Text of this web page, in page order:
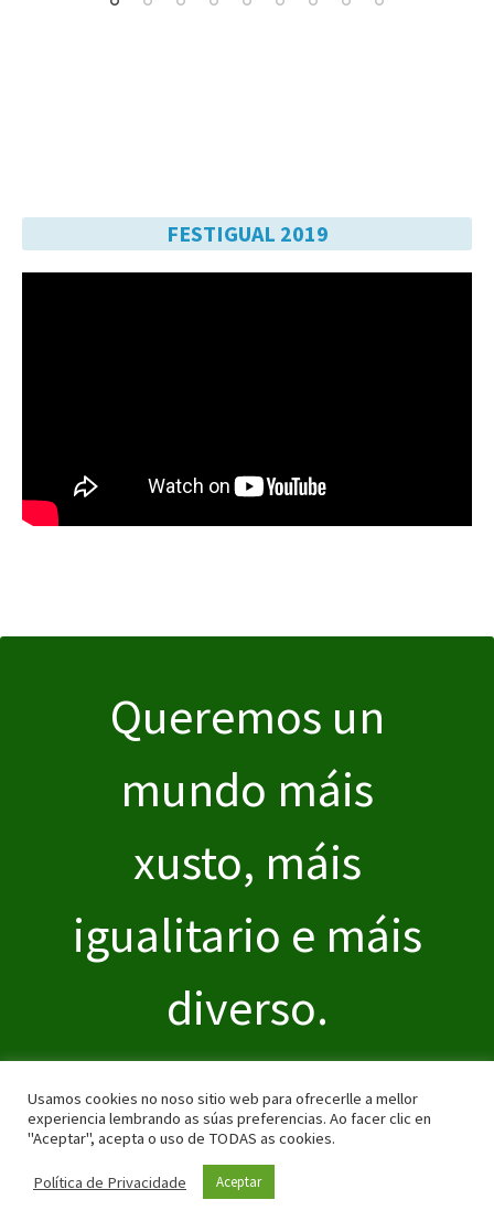
FESTIGUAL 2019
Queremos un
mundo máis
xusto, máis
igualitario e máis
diverso.
QUEREMOS
CULTURA •
Usamos cookies no noso sitio web para ofrecerlle a mellor
experiencia lembrando as súas preferencias. Ao facer clic en
"Aceptar", acepta o uso de TODAS as cookies.
Política de Privacidade Aceptar